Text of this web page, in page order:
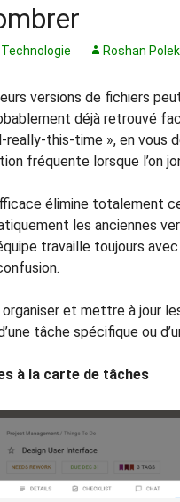
Technologie Roshan
versions de fichiers
déjà retrouvé
really-this-time », en vous
fréquente lorsque l’on
élimine totalement
les anciennes
travaille toujours
organiser et mettre à jour
tâche spécifique ou
à la carte de tâches